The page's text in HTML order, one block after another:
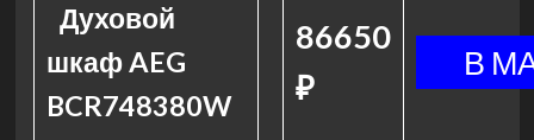
Духовой
шкаф AEG
BCR748380W
86650
₽